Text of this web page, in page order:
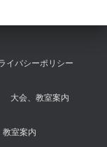
イバシーポリシー
大会、教室案内
教室案内